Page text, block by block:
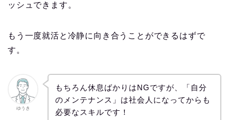
ッシュできます。
もう一度就活と冷静に向き合うことができるはずで
す。
ゆうき
もちろん休息ばかりはNGですが、「自分
のメンテナンス」は社会人になってからも
必要なスキルです！